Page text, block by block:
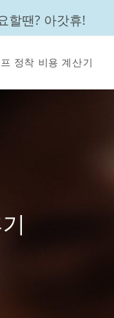
할땐? 아갓휴!
정착 비용 계산기